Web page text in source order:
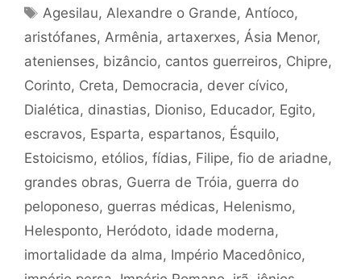
Tags
Agesilau, Alexandre o Grande, Antíoco,
aristófanes, Armênia, artaxerxes, Ásia Menor,
atenienses, bizâncio, cantos guerreiros, Chipre,
Corinto, Creta, Democracia, dever cívico,
Dialética, dinastias, Dioniso, Educador, Egito,
escravos, Esparta, espartanos, Ésquilo,
Estoicismo, etólios, fídias, Filipe, fio de ariadne,
grandes obras, Guerra de Tróia, guerra do
peloponeso, guerras médicas, Helenismo,
Helesponto, Heródoto, idade moderna,
imortalidade da alma, Império Macedônico,